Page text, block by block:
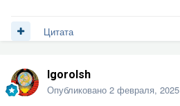
Цитата
Igorolsh
Опубликовано 2 февраля, 2025